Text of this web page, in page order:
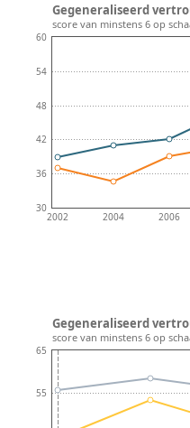
2002 2004 2006
30
36
42
48
54
60
Gegeneraliseerd
score van minstens 6 op
55
65
Gegeneraliseerd
score van minstens 6 op